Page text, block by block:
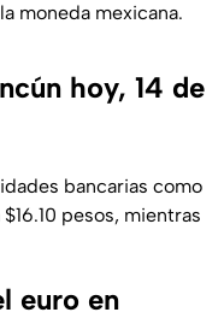
moneda mexicana.
hoy, 14 de
bancarias como
pesos, mientras
euro en